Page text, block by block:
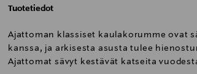
Tuotetiedot
Ajattoman klassiset kaulakorumme ovat
kanssa, ja arkisesta asusta tulee
Ajattomat sävyt kestävät katseita